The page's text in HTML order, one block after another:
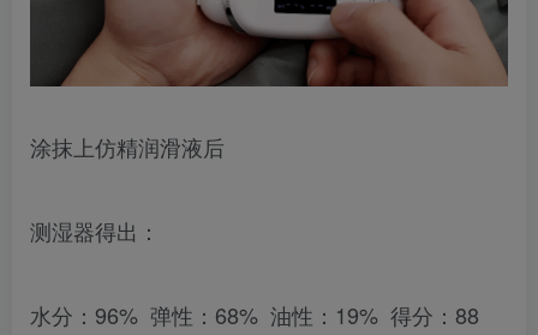
涂抹上仿精润滑液后
测湿器得出：
水分：96% 弹性：68% 油性：19% 得分：88